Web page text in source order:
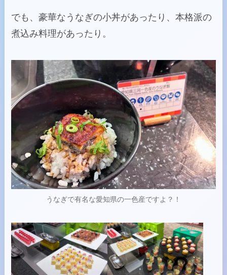
でも、豪華なうなぎの小丼があったり、本格派の
煮込み料理があったり。
うなぎで有名な愛知県の一色産ですよ？！